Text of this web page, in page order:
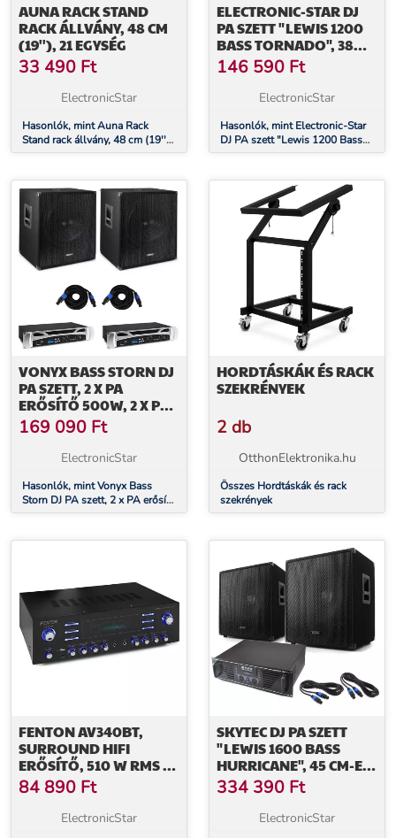
AUNA RACK STAND
RACK ÁLLVÁNY, 48 CM
(19''), 21 EGYSÉG
33 490 Ft
ElectronicStar
Hasonlók, mint Auna Rack
Stand rack állvány, 48 cm (19''),
21 egység
ELECTRONIC-STAR DJ
PA SZETT "LEWIS 1200
BASS TORNADO", 38
CM-ES, 1200 W-OS
146 590 Ft
ElectronicStar
Hasonlók, mint Electronic-Star
DJ PA szett "Lewis 1200 Bass
Tornado", 38 cm-es, 1200 W-os
VONYX BASS STORN DJ
PA SZETT, 2 X PA
ERŐSÍTŐ 500W, 2 X PA
SUBWOOFER 600 W
169 090 Ft
ElectronicStar
Hasonlók, mint Vonyx Bass
Storn DJ PA szett, 2 x PA erősítő
500W, 2 x PA subwoofer 600
HORDTÁSKÁK ÉS RACK
SZEKRÉNYEK
2 db
OtthonElektronika.hu
Összes Hordtáskák és rack
szekrények
FENTON AV340BT,
SURROUND HIFI
ERŐSÍTŐ, 510 W RMS (2
X 180 W 8 OHM-RA),
BT/USB/AUX
84 890 Ft
ElectronicStar
SKYTEC DJ PA SZETT
"LEWIS 1600 BASS
HURRICANE", 45 CM-ES,
1600 W
334 390 Ft
ElectronicStar